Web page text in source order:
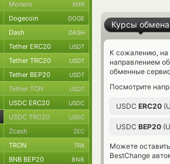
Курсы обмена
К сожалению, на
направлением
обменные
Посмотрите
USDC ERC20
USDC BEP20
Можете
BestChange
Monero XMR
Dogecoin DOGE
Dash DASH
Tether ERC20 USDT
Tether TRC20 USDT
Tether BEP20 USDT
Tether TON USDT
USDC ERC20 USDC
USDC TRC20 USDC
Zcash ZEC
TRON TRX
BNB BEP20 BNB